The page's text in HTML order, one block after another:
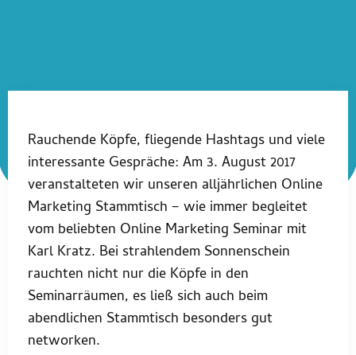
Rauchende Köpfe, fliegende Hashtags und viele
interessante Gespräche: Am 3. August 2017
veranstalteten wir unseren alljährlichen Online
Marketing Stammtisch – wie immer begleitet
vom beliebten Online Marketing Seminar mit
Karl Kratz. Bei strahlendem Sonnenschein
rauchten nicht nur die Köpfe in den
Seminarräumen, es ließ sich auch beim
abendlichen Stammtisch besonders gut
networken.